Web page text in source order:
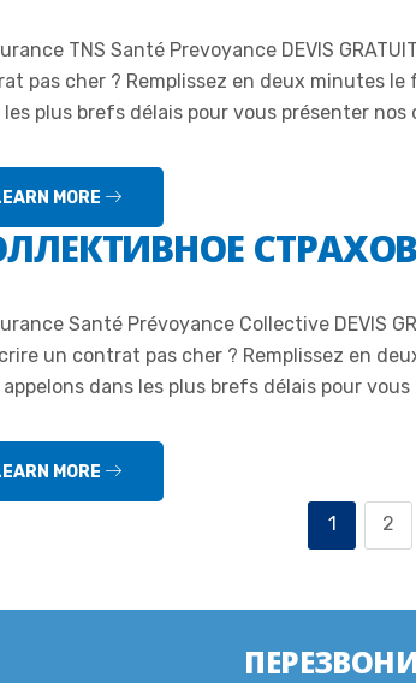
TNS Santé Prevoyance DEVIS
pas cher ? Remplissez en deux minutes
les plus brefs délais pour vous présenter nos
MORE
Santé Prévoyance Collective DEVIS
un contrat pas cher ? Remplissez en
dans les plus brefs délais pour
MORE
1 2